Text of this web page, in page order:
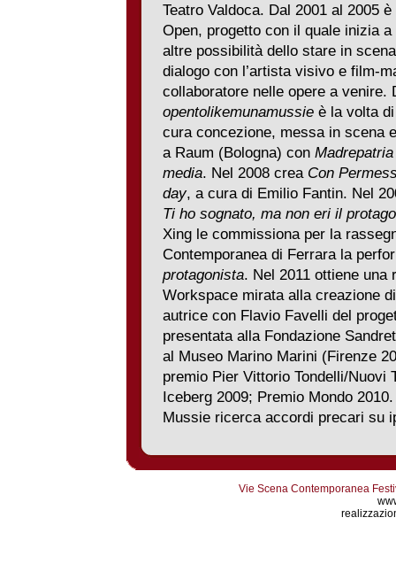
Teatro Valdoca. Dal 2001 al 2005
Open, progetto con il quale inizia
altre possibilità dello stare in
dialogo con l’artista visivo e film-
collaboratore nelle opere a venire.
opentolikemunamussie è la volta
cura concezione, messa in scena
a Raum (Bologna) con Madrepatria
media. Nel 2008 crea Con
day, a cura di Emilio Fantin. Nel
Ti ho sognato, ma non eri il
Xing le commissiona per la
Contemporanea di Ferrara la
protagonista. Nel 2011 ottiene una
Workspace mirata alla creazione
autrice con Flavio Favelli del
presentata alla Fondazione
al Museo Marino Marini (Firenze
premio Pier Vittorio Tondelli/Nuovi
Iceberg 2009; Premio Mondo
Mussie ricerca accordi precari su
Vie Scena Contemporanea